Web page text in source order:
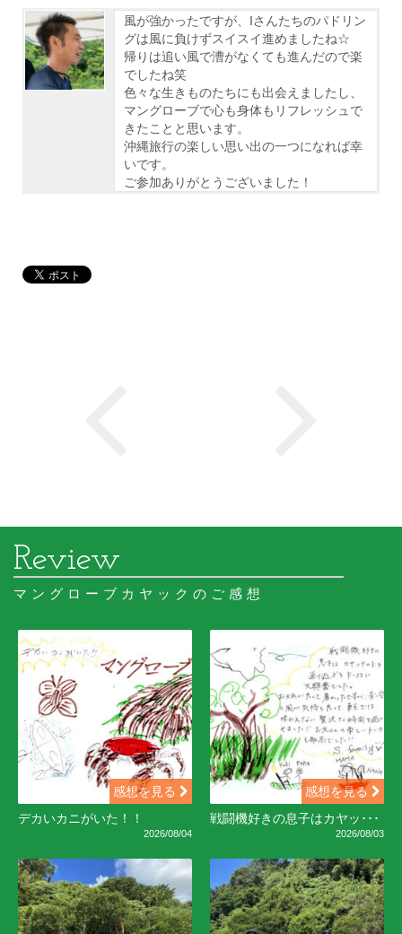
風が強かったですが、Iさんたちのパドリン
グは風に負けずスイスイ進めましたね☆
帰りは追い風で漕がなくても進んだので楽
でしたね笑
色々な生きものたちにも出会えましたし、
マングローブで心も身体もリフレッシュで
きたことと思います。
沖縄旅行の楽しい思い出の一つになれば幸
いです。
ご参加ありがとうございました！
マングローブカヤックのご感想
感想を見る
デカいカニがいた！！
2026/08/04
感想を見る
戦闘機好きの息子はカヤッ･･･
2026/08/03